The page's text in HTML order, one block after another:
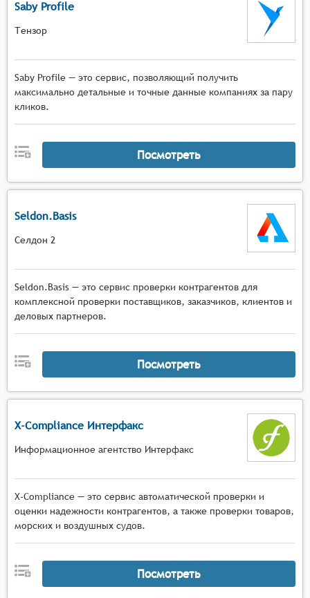
Saby Profile
Тензор
Saby Profile — это сервис, позволяющий получить
максимально детальные и точные данные компаниях за пару
кликов.
Посмотреть
Seldon.Basis
Селдон 2
Seldon.Basis — это сервис проверки контрагентов для
комплексной проверки поставщиков, заказчиков, клиентов и
деловых партнеров.
Посмотреть
X-Compliance Интерфакс
Информационное агентство Интерфакс
X-Compliance — это сервис автоматической проверки и
оценки надежности контрагентов, а также проверки товаров,
морских и воздушных судов.
Посмотреть